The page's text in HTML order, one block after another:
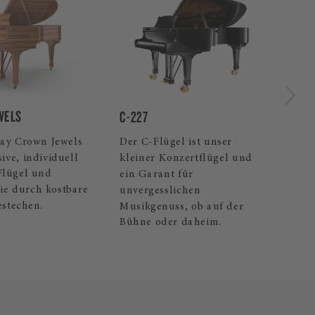
Basses
Crown Jewels
individuell
und
durch kostbare
C-227
Der C-Flügel ist unser
kleiner Konzertflügel und
ein Garant für
unvergesslichen
Musikgenuss, ob auf der
Bühne oder daheim.